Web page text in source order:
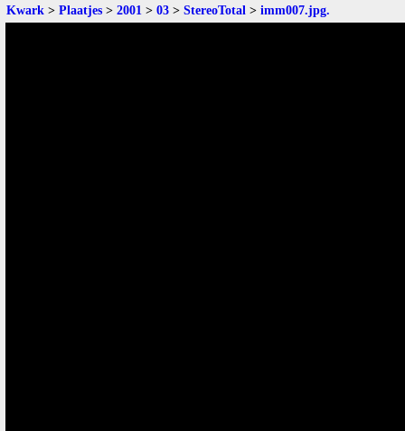
Kwark > Plaatjes > 2001 > 03 > StereoTotal > imm007.jpg.